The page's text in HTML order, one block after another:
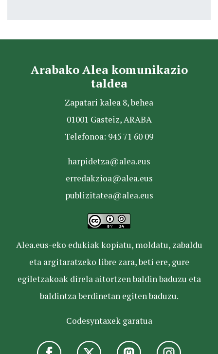
Arabako Alea komunikazio
taldea
Zapatari kalea 8, behea
01001 Gasteiz, ARABA
Telefonoa: 945 71 60 09
harpidetza@alea.eus
erredakzioa@alea.eus
publizitatea@alea.eus
Alea.eus-eko edukiak kopiatu, moldatu, zabaldu
eta argitaratzeko libre zara, beti ere, gure
egiletzakoak direla aitortzen baldin baduzu eta
baldintza berdinetan egiten baduzu.
Codesyntaxek garatua